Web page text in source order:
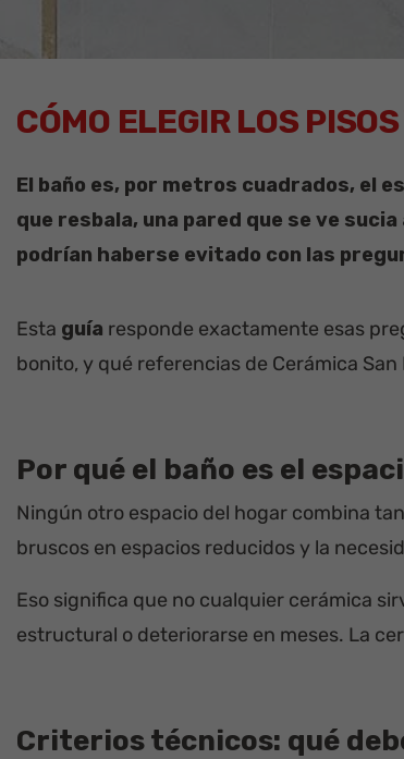
CÓMO ELEGIR LOS
El baño es, por metros cuadrados, el
que resbala, una pared que se ve
podrían haberse evitado con las
Esta guía responde exactamente esas
bonito, y qué referencias de Cerámica
Por qué el baño es el
Ningún otro espacio del hogar combina
bruscos en espacios reducidos y la
Eso significa que no cualquier cerámica
estructural o deteriorarse en meses. La
Criterios técnicos: qué